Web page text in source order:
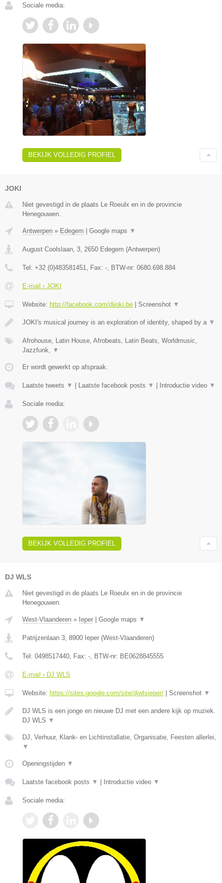
Sociale media:
BEKIJK VOLLEDIG PROFIEL
JOKI
Niet gevestigd in de plaats Le Roeulx en in de provincie
Henegouwen.
Antwerpen » Edegem Google maps ▼
August Coolslaan, 3, 2650 Edegem (Antwerpen)
Tel: +32 (0)483581451, Fax: -, BTW-nr: 0680.698.884
E-mail › JOKI
Website: http://facebook.com/djjoki.be Screenshot ▼
JOKI's musical journey is an exploration of identity, shaped by a ▼
Afrohouse, Latin House, Afrobeats, Latin Beats, Worldmusic,
Jazzfunk, ▼
Er wordt gewerkt op afspraak.
Laatste tweets ▼ Laatste facebook posts ▼ Introductie video ▼
Sociale media:
BEKIJK VOLLEDIG PROFIEL
DJ WLS
Niet gevestigd in de plaats Le Roeulx en in de provincie
Henegouwen.
West-Vlaanderen » Ieper Google maps ▼
Patrijzenlaan 3, 8900 Ieper (West-Vlaanderen)
Tel: 0498517440, Fax: -, BTW-nr: BE0628845555
E-mail › DJ WLS
Website: https://sites.google.com/site/djwlsieper/ Screenshot ▼
DJ WLS is een jonge en nieuwe DJ met een andere kijk op muziek.
DJ WLS ▼
DJ, Verhuur, Klank- en Lichtinstallatie, Organisatie, Feesten allerlei,
▼
Openingstijden ▼
Laatste facebook posts ▼ Introductie video ▼
Sociale media: